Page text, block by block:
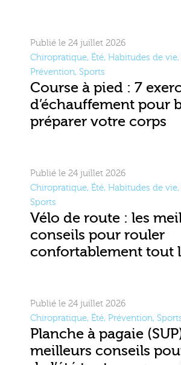
Publié le 24 juillet 2026
Chiropratique, Été, Habitudes de vie,
Prévention, Sports
Course à pied : 7
d’échauffement pour
préparer votre corps
Publié le 24 juillet 2026
Chiropratique, Été, Habitudes de vie,
Sports
Vélo de route : les
conseils pour rouler
confortablement tout
Publié le 24 juillet 2026
Chiropratique, Été, Prévention,
Planche à pagaie
meilleurs conseils